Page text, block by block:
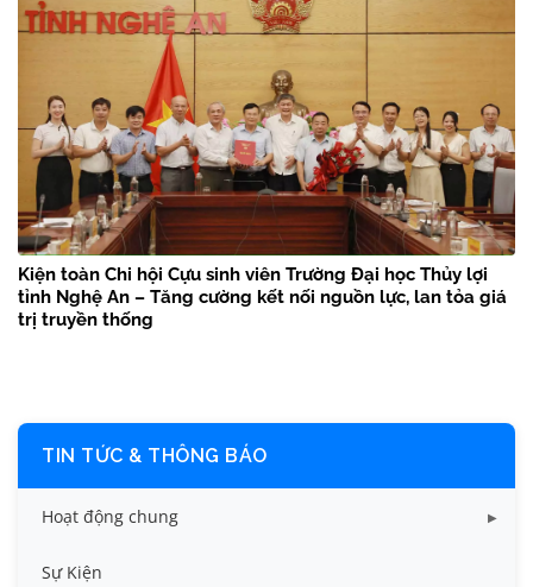
Kiện toàn Chi hội Cựu sinh viên Trường Đại học Thủy lợi
tỉnh Nghệ An – Tăng cường kết nối nguồn lực, lan tỏa giá
trị truyền thống
TIN TỨC & THÔNG BÁO
Hoạt động chung
Tin công tác sinh viên
Sự Kiện